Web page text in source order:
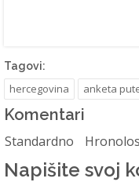
Tagovi:
hercegovina anketa
Komentari
Standardno
Napišite svoj